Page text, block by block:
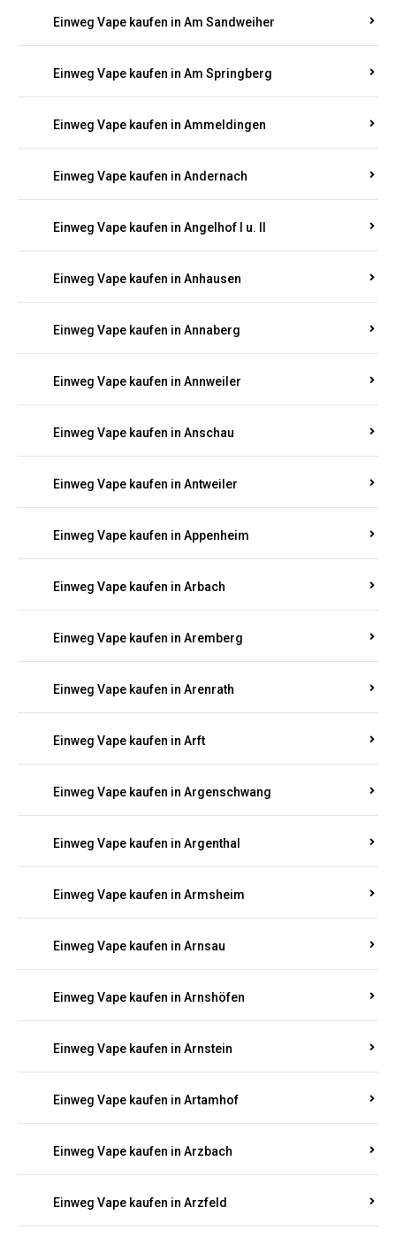
Einweg Vape kaufen in Am Sandweiher
Einweg Vape kaufen in Am Springberg
Einweg Vape kaufen in Ammeldingen
Einweg Vape kaufen in Andernach
Einweg Vape kaufen in Angelhof I u. II
Einweg Vape kaufen in Anhausen
Einweg Vape kaufen in Annaberg
Einweg Vape kaufen in Annweiler
Einweg Vape kaufen in Anschau
Einweg Vape kaufen in Antweiler
Einweg Vape kaufen in Appenheim
Einweg Vape kaufen in Arbach
Einweg Vape kaufen in Aremberg
Einweg Vape kaufen in Arenrath
Einweg Vape kaufen in Arft
Einweg Vape kaufen in Argenschwang
Einweg Vape kaufen in Argenthal
Einweg Vape kaufen in Armsheim
Einweg Vape kaufen in Arnsau
Einweg Vape kaufen in Arnshöfen
Einweg Vape kaufen in Arnstein
Einweg Vape kaufen in Artamhof
Einweg Vape kaufen in Arzbach
Einweg Vape kaufen in Arzfeld